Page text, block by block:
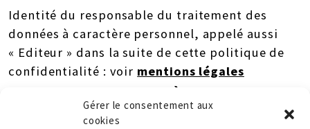
Gérer le consentement aux
cookies
Identité du responsable du traitement des
données à caractère personnel, appelé aussi
« Editeur » dans la suite de cette politique de
confidentialité : voir mentions légales
DONNÉES ?